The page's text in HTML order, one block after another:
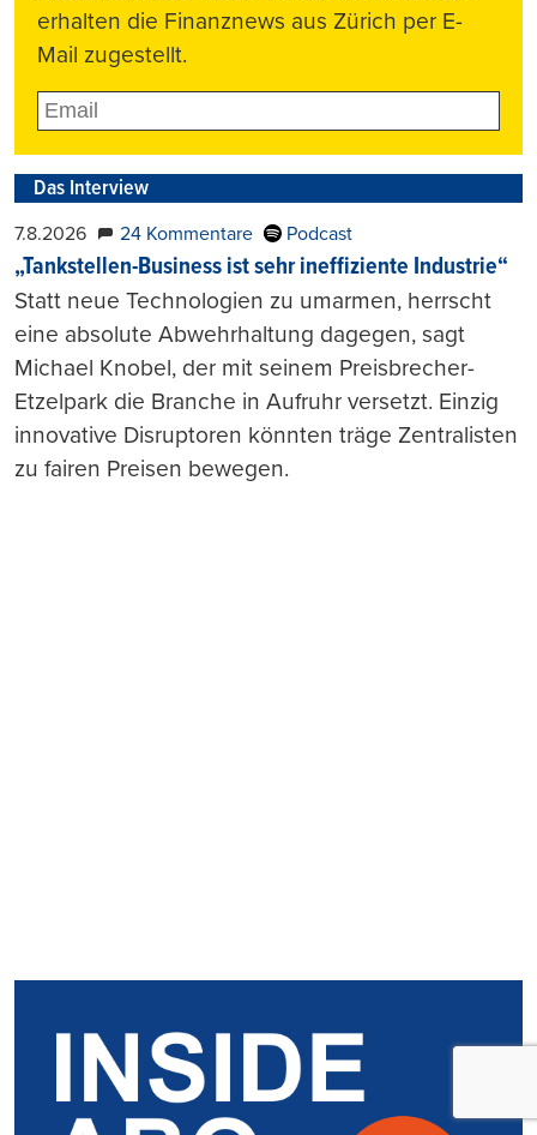
erhalten die Finanznews aus Zürich per E-
Mail zugestellt.
Das Interview
7.8.2026 24 Kommentare Podcast
„Tankstellen-Business ist sehr ineffiziente Industrie“
Statt neue Technologien zu umarmen, herrscht
eine absolute Abwehrhaltung dagegen, sagt
Michael Knobel, der mit seinem Preisbrecher-
Etzelpark die Branche in Aufruhr versetzt. Einzig
innovative Disruptoren könnten träge Zentralisten
zu fairen Preisen bewegen.